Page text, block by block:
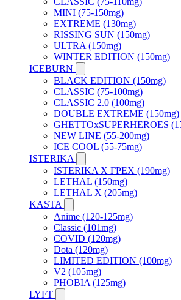
MINI (75-150mg)
EXTREME (130mg)
RISSING SUN (150mg)
ULTRA (150mg)
WINTER EDITION (150mg)
ICEBURN
BLACK EDITION (150mg)
CLASSIC (75-100mg)
CLASSIC 2.0 (100mg)
DOUBLE EXTREME (150mg)
GHETTOxSUPERHEROES
NEW LINE (55-200mg)
ICE COOL (55-75mg)
ISTERIKA
ISTERIKA X ГРЕХ (190mg)
LETHAL (150mg)
LETHAL X (205mg)
KASTA
Anime (120-125mg)
Classic (101mg)
COVID (120mg)
Dota (120mg)
LIMITED EDITION (100mg)
V2 (105mg)
PHOBIA (125mg)
LYFT